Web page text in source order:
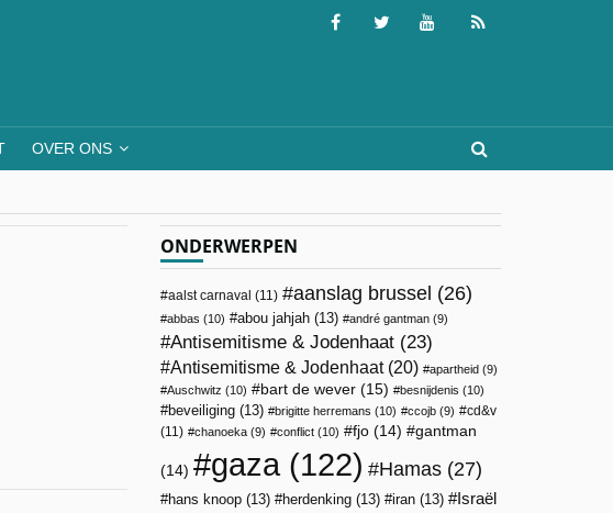
OVER ONS
ONDERWERPEN
aalst carnaval (11) aanslag brussel (26)
abbas (10) abou jahjah (13) andré gantman (9)
Antisemitisme & Jodenhaat (23)
Antisemitisme & Jodenhaat(20) apartheid (9)
Auschwitz (10) bart de wever (15) besnijdenis (10)
beveiliging (13) brigitte herremans (10) ccojb (9)
cd&v
(11)
chanoeka (9) conflict (10) fjo (14) gantman
(14) gaza(122) Hamas (27)
hans knoop (13) herdenking (13) iran (13)
Israël